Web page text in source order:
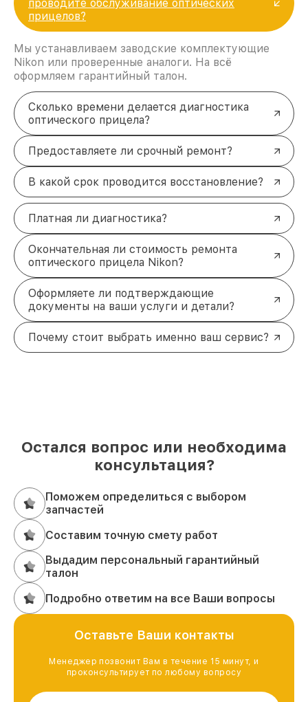
проводите обслуживание оптических
прицелов?
Мы устанавливаем заводские комплектующие
Nikon или проверенные аналоги. На всё
оформляем гарантийный талон.
Сколько времени делается диагностика
оптического прицела?
Предоставляете ли срочный ремонт?
В какой срок проводится восстановление?
Платная ли диагностика?
Окончательная ли стоимость ремонта
оптического прицела Nikon?
Оформляете ли подтверждающие
документы на ваши услуги и детали?
Почему стоит выбрать именно ваш сервис?
Остался вопрос или необходима
консультация?
Поможем определиться с выбором
запчастей
Составим точную смету работ
Выдадим персональный гарантийный
талон
Подробно ответим на все Ваши вопросы
Оставьте Ваши контакты
Менеджер позвонит Вам в течение 15 минут, и
проконсультирует по любому вопросу